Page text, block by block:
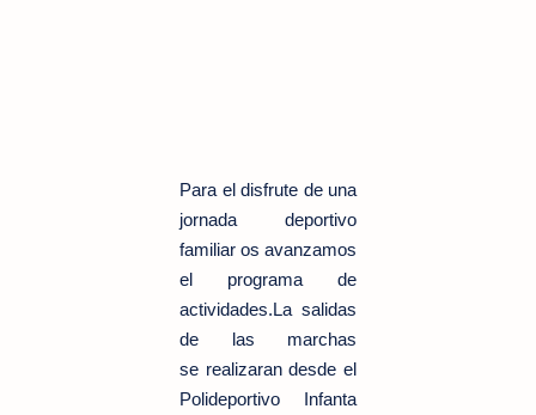
Para el disfrute de una
jornada deportivo
familiar os avanzamos
el programa de
actividades.La salidas
de las marchas
se realizaran desde el
Polideportivo Infanta